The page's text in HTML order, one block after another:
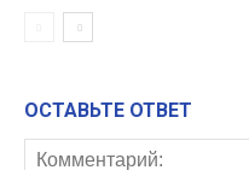
ОСТАВЬТЕ ОТВЕТ